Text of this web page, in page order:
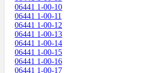
06441 1-00-10
06441 1-00-11
06441 1-00-12
06441 1-00-13
06441 1-00-14
06441 1-00-15
06441 1-00-16
06441 1-00-17